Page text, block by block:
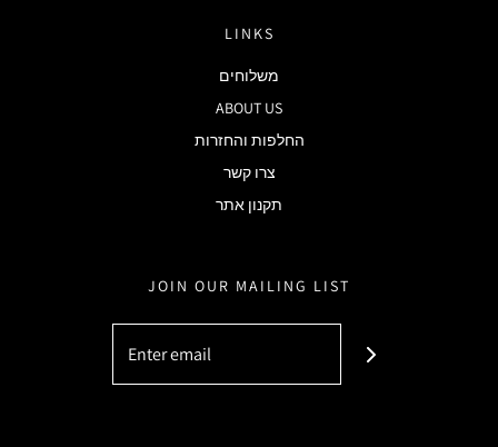
LINKS
משלוחים
ABOUT US
החלפות והחזרות
צרו קשר
תקנון אתר
JOIN OUR MAILING LIST